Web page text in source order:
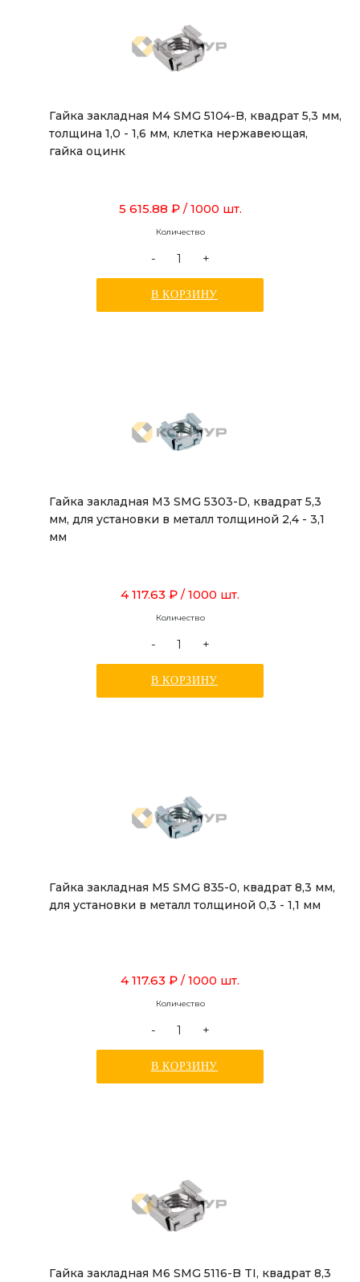
Гайка закладная М4 SMG 5104-B, квадрат 5,3 мм,
толщина 1,0 - 1,6 мм, клетка нержавеющая,
гайка оцинк
5 615.88 ₽ / 1000 шт.
Количество
- +
В КОРЗИНУ
Гайка закладная М3 SMG 5303-D, квадрат 5,3
мм, для установки в металл толщиной 2,4 - 3,1
мм
4 117.63 ₽ / 1000 шт.
Количество
- +
В КОРЗИНУ
Гайка закладная М5 SMG 835-0, квадрат 8,3 мм,
для установки в металл толщиной 0,3 - 1,1 мм
4 117.63 ₽ / 1000 шт.
Количество
- +
В КОРЗИНУ
Гайка закладная М6 SMG 5116-B TI, квадрат 8,3